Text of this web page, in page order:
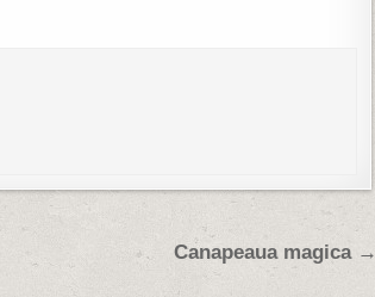
Canapeaua magica →